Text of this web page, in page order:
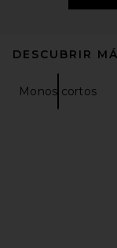
DESCUBRIR
Monos cortos